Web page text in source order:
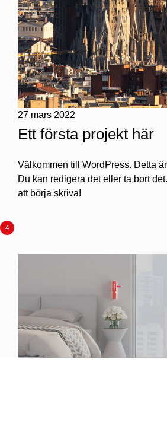
27 mars 2022
Ett första projekt här
Välkommen till WordPress. Detta
Du kan redigera det eller ta bort
att börja skriva!